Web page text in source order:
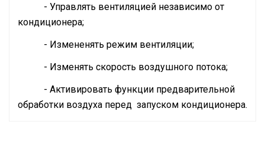
- Управлять вентиляцией независимо от
кондиционера;
- Измененять режим вентиляции;
- Изменять скорость воздушного потока;
- Активировать функции предварительной
обработки воздуха перед запуском кондиционера.